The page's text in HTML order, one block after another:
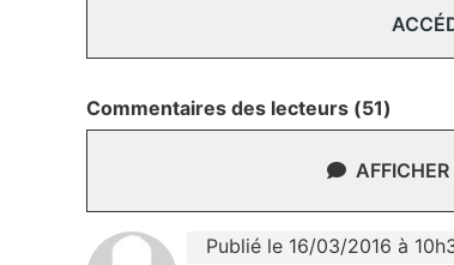
Commentaires des lecteurs (51)
Publié le 16/03/2016 à